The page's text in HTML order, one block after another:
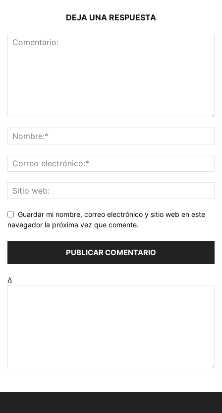
DEJA UNA RESPUESTA
Guardar mi nombre, correo electrónico y sitio web en este
navegador la próxima vez que comente.
Δ